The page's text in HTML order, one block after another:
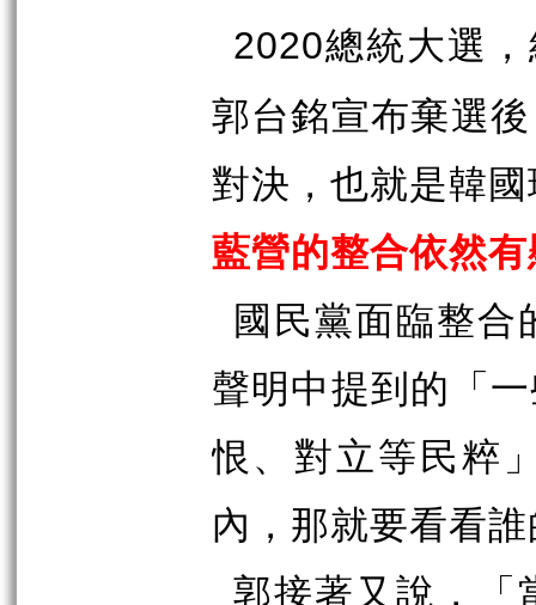
2020總統大選
郭台銘宣布棄選
對決，也就是韓
藍營的整合依然
國民黨面臨整合
聲明中提到的「
恨、對立等民粹
內，那就要看看
郭接著又說，「